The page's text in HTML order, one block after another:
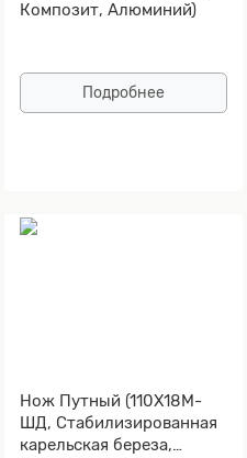
Композит, Алюминий)
Подробнее
Нож Путный (110Х18М-
ШД, Стабилизированная
карельская береза,